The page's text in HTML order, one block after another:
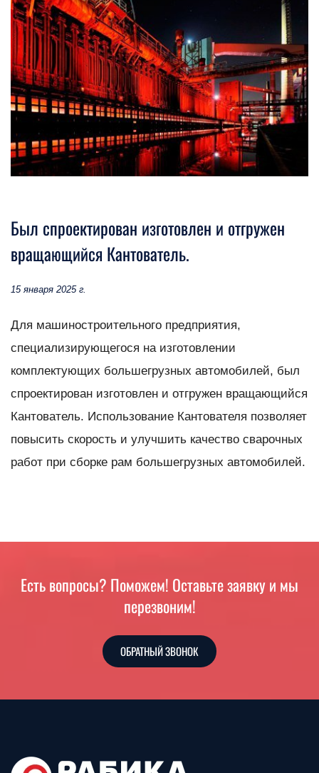
Был спроектирован изготовлен и отгружен
вращающийся Кантователь.
15 января 2025 г.
Для машиностроительного предприятия,
специализирующегося на изготовлении
комплектующих большегрузных автомобилей, был
спроектирован изготовлен и отгружен вращающийся
Кантователь. Использование Кантователя позволяет
повысить скорость и улучшить качество сварочных
работ при сборке рам большегрузных автомобилей.
Есть вопросы? Поможем! Оставьте заявку и мы
перезвоним!
ОБРАТНЫЙ ЗВОНОК